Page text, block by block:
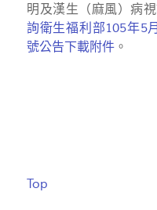
明及漢生（麻風）病
詢衛生福利部105年5
號公告下載附件 。
Top